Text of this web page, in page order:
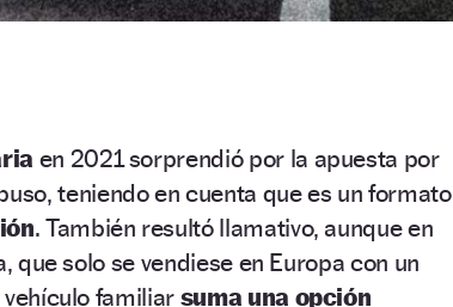
en 2021 sorprendió por la apuesta por
teniendo en cuenta que es un formato
. También resultó llamativo, aunque en
que solo se vendiese en Europa con un
familiarsuma una opción